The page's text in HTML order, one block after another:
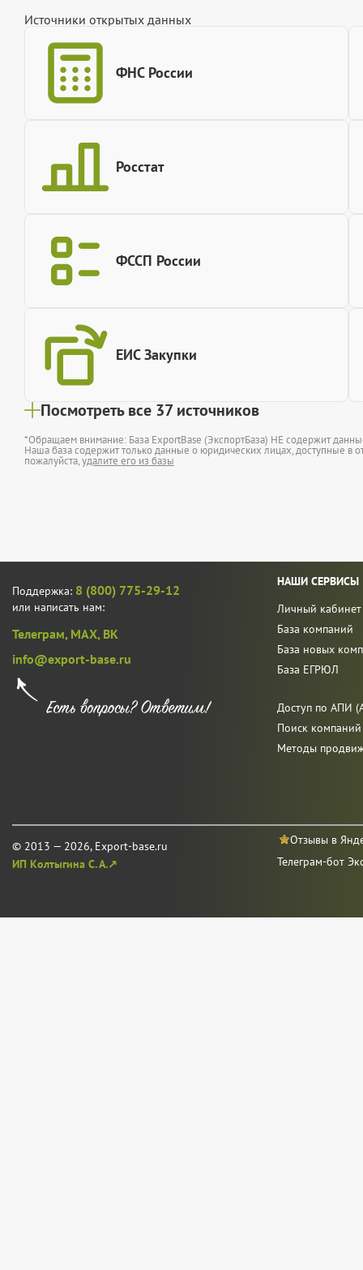
Источники открытых данных
ФНС России
Росстат
ФССП России
ЕИС Закупки
Посмотреть все 37 источников
*Обращаем внимание: База ExportBase (ЭкспортБаза) НЕ содержит
Наша база содержит только данные о юридических лицах, доступные в
пожалуйста,удалите его из базы
Поддержка: 8 (800) 775-29-12
или написать нам:
Телеграм, MAX, ВК
info@export-base.ru
© 2013 — 2026, Export-base.ru
ИП Колтыгина С. А.↗
НАШИ СЕРВИСЫ
Личный кабинет
База компаний
База новых
База ЕГРЮЛ
Доступ по АПИ
Поиск
Методы
Отзывы в
Телеграм-бот